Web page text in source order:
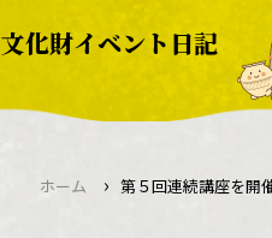
文化財イベント日記
ホーム › 第５回連続講座を開